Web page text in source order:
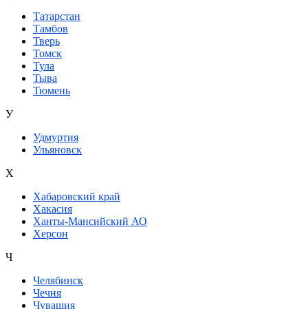
Татарстан
Тамбов
Тверь
Томск
Тула
Тыва
Тюмень
У
Удмуртия
Ульяновск
Х
Хабаровский край
Хакасия
Ханты-Мансийский АО
Херсон
Ч
Челябинск
Чечня
Чувашия